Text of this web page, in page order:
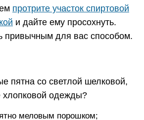
протрите участок спиртовой
и дайте ему просохнуть.
привычным для вас способом.
пятна со светлой шелковой,
хлопковой одежды?
меловым порошком;